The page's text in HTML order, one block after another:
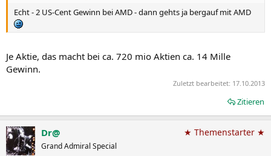
Echt - 2 US-Cent Gewinn bei AMD - dann gehts ja bergauf mit AMD
Je Aktie, das macht bei ca. 720 mio Aktien ca. 14 Mille
Gewinn.
Zuletzt bearbeitet: 17.10.2013
Zitieren
Dr@
Grand Admiral Special
★ Themenstarter ★